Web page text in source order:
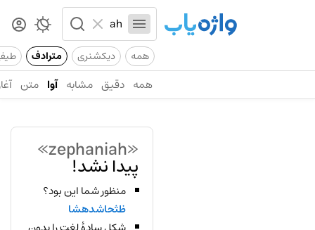
همه دیکشنری مترادف
همه دقیق مشابه آوا متن
«zephaniah»
پیدا نشد!
منظور شما این بود؟
ظثحاشدهشا